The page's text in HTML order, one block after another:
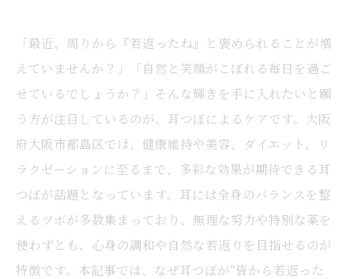
「最近、周りから『若返ったね』と褒められることが増
えていませんか？」「自然と笑顔がこぼれる毎日を過ご
せているでしょうか？」そんな輝きを手に入れたいと願
う方が注目しているのが、耳つぼによるケアです。大阪
府大阪市都島区では、健康維持や美容、ダイエット、リ
ラクゼーションに至るまで、多彩な効果が期待できる耳
つぼが話題となっています。耳には全身のバランスを整
えるツボが多数集まっており、無理な努力や特別な薬を
使わずとも、心身の調和や自然な若返りを目指せるのが
特徴です。本記事では、なぜ耳つぼが“皆から若返った